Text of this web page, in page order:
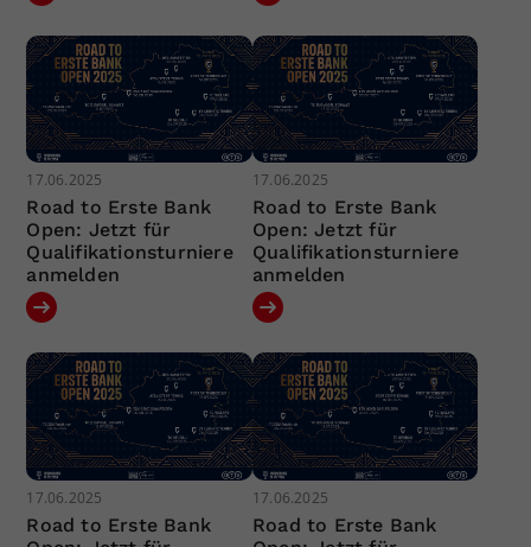
17.06.2025
Road to Erste Bank
Open: Jetzt für
Qualifikationsturniere
anmelden
17.06.2025
Road to Erste Bank
Open: Jetzt für
Qualifikationsturniere
anmelden
17.06.2025
Road to Erste Bank
17.06.2025
Road to Erste Bank